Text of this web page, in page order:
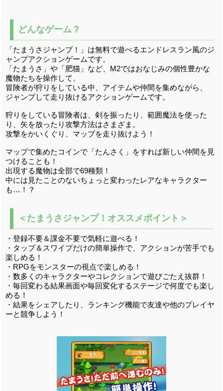
どんなゲーム？
「たまうさジャンプ！」は無料で遊べるエンドレスラン風のジ
ャンプアクションゲームです。
「たまうさ」や「肥猫」など、M2ではおなじみの個性豊かな
魔物たちを操作して、
冒険者が狩りをしている中、アイテムや仲間を集めながら、
ジャンプして走り抜けるアクションゲームです。
狩りをしている冒険者は、剣を振ったり、範囲魔法を使った
り、矢を放ったり攻撃方法はさまざま。
攻撃をかいくぐり、マップを走り抜けよう！
マップで集めたコインで「たんさく」をすれば新しい仲間を見
つけることも！
出現する魔物は全部で69種類！
中には見たことのないちょっと変わったレアなキャラクター
も…！？
＜たまうさジャンプ！オススメポイント＞
・登録不要＆課金不要で気軽に遊べる！
・タップ＆スワイプだけの簡単操作で、アクションが苦手でも
楽しめる！
・RPGをモンスターの視点で楽しめる！
・数多くのキャラクターやコレクションで遊びごたえ抜群！
・毎回変わる結果画面や毎回変化するステージで何度でも楽し
める！
・結果をシェアしたり、ランキング機能で友達や他のプレイヤ
ーと競争しよう！